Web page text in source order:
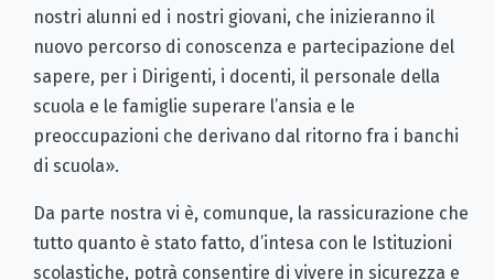
nostri alunni ed i nostri giovani, che inizieranno il
nuovo percorso di conoscenza e partecipazione del
sapere, per i Dirigenti, i docenti, il personale della
scuola e le famiglie superare l’ansia e le
preoccupazioni che derivano dal ritorno fra i banchi
di scuola».
Da parte nostra vi è, comunque, la rassicurazione che
tutto quanto è stato fatto, d’intesa con le Istituzioni
scolastiche, potrà consentire di vivere in sicurezza e